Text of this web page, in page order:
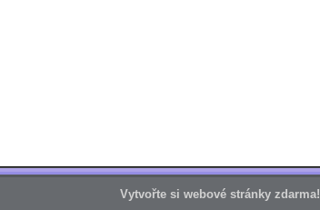
Vytvořte si webové stránky zdarma!